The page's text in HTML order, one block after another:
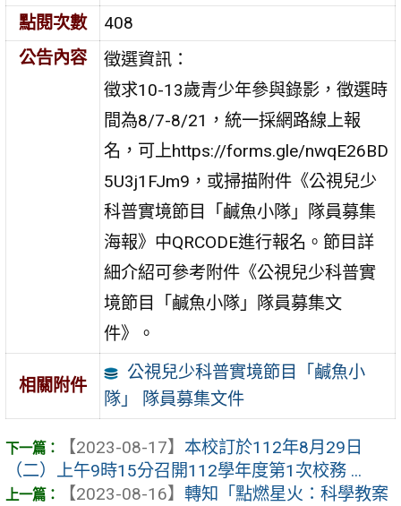
點閱次數
408
公告內容
徵選資訊：
徵求10-13歲青少年參與錄影，徵選時
間為8/7-8/21，統一採網路線上報
名，可上https://forms.gle/nwqE26BD
5U3j1FJm9，或掃描附件《公視兒少
科普實境節目「鹹魚小隊」隊員募集
海報》中QRCODE進行報名。節目詳
細介紹可參考附件《公視兒少科普實
境節目「鹹魚小隊」隊員募集文
件》。
相關附件
公視兒少科普實境節目「鹹魚小
隊」 隊員募集文件
【2023-08-17】 本校訂於112年8月29日
（二）上午9時15分召開112學年度第1次校務 ...
【2023-08-16】 轉知「點燃星火：科學教案